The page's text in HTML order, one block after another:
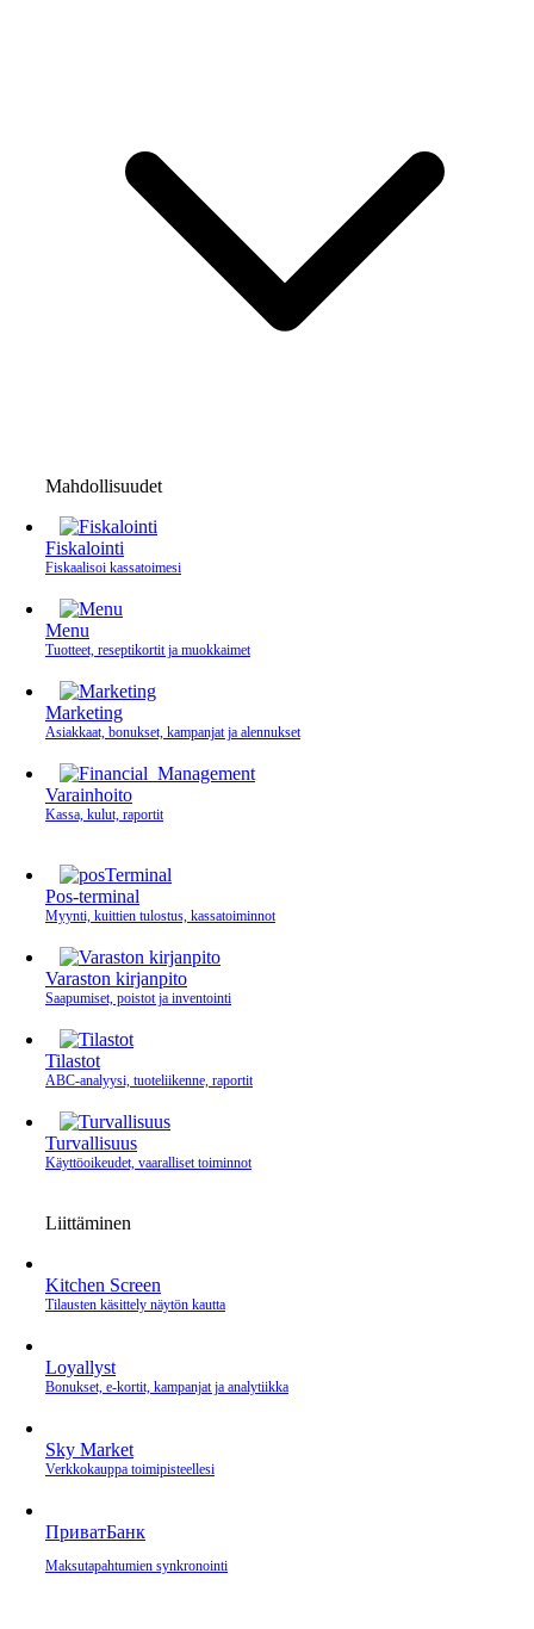
Mahdollisuudet
Fiskalointi
Fiskaalisoi kassatoimesi
Menu
Tuotteet, reseptikortit ja muokkaimet
Marketing
Asiakkaat, bonukset, kampanjat ja alennukset
Varainhoito
Kassa, kulut, raportit
Pos-terminal
Myynti, kuittien tulostus, kassatoiminnot
Varaston kirjanpito
Saapumiset, poistot ja inventointi
Tilastot
ABC-analyysi, tuoteliikenne, raportit
Turvallisuus
Käyttöoikeudet, vaaralliset toiminnot
Liittäminen
Kitchen Screen
Tilausten käsittely näytön kautta
Loyallyst
Bonukset, e‑kortit, kampanjat ja analytiikka
Sky Market
Verkkokauppa toimipisteellesi
ПриватБанк
Maksutapahtumien synkronointi